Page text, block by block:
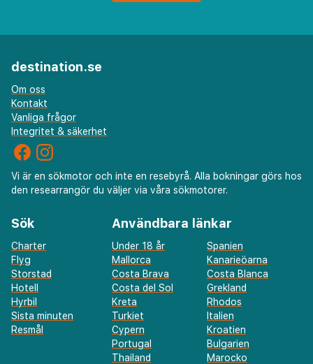
destination.se
Om oss
Kontakt
Vanliga frågor
Integritet & säkerhet
Vi är en sökmotor och inte en resebyrå. Alla bokningar görs hos
den researrangör du väljer via våra sökmotorer.
Sök
Charter
Flyg
Storstad
Hotell
Hyrbil
Sista minuten
Resmål
Användbara länkar
Under 18 år
Spanien
Mallorca
Kanarieöarna
Costa Brava
Costa Blanca
Costa del Sol
Grekland
Kreta
Rhodos
Turkiet
Italien
Cypern
Kroatien
Portugal
Bulgarien
Thailand
Marocko